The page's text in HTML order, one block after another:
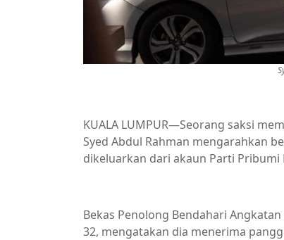
KUALA LUMPUR—Seorang saksi
Syed Abdul Rahman mengarahkan
dikeluarkan dari akaun Parti Pribumi
Bekas Penolong Bendahari
32, mengatakan dia menerima